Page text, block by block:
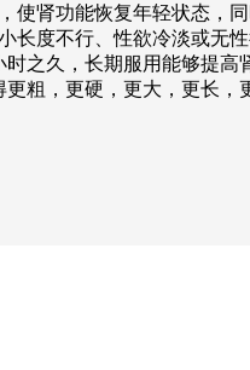
使肾功能恢复年轻状态，
长度不行、性欲冷淡或无
之久，长期服用能够提
粗，更硬，更大，更长，